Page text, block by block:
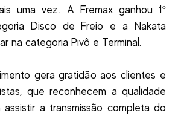
uma vez. A Fremax ganhou 1º
Disco de Freio e a Nakata
na categoria Pivô e Terminal.
gera gratidão aos clientes e
que reconhecem a qualidade
assistir a transmissão completa do